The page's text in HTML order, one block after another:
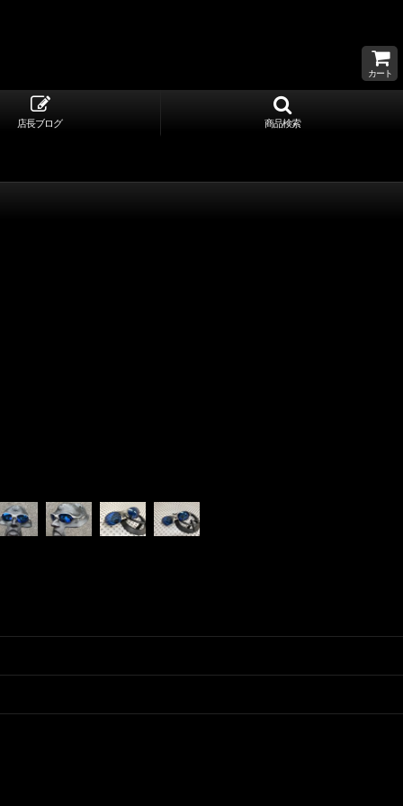
カート
店長ブログ 商品検索